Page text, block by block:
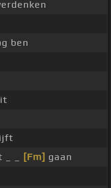
ben
_ _ [Fm] gaan